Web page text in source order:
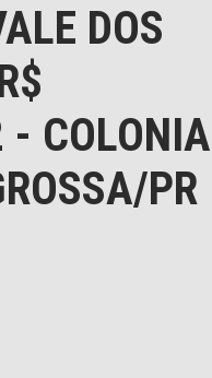
DOS
COLONIA
PR